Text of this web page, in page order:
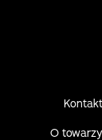
Kontakt
O